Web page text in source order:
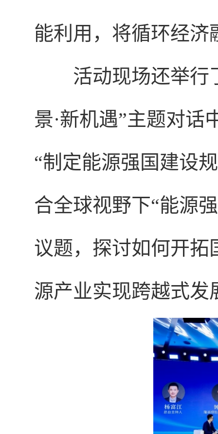
能利用，将循环经济
活动现场还举行
景·新机遇”主题对话
“制定能源强国建设
合全球视野下“能源
议题，探讨如何开拓
源产业实现跨越式发